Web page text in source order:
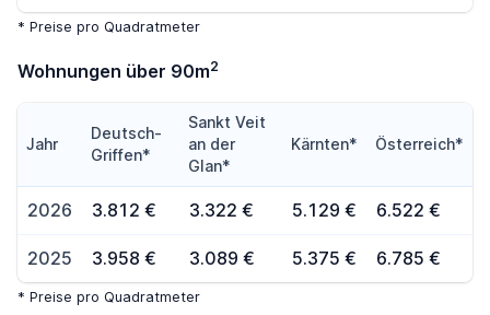
* Preise pro Quadratmeter
Wohnungen über 90m2
Jahr
Deutsch-
Griffen*
Sankt Veit
an der
Glan*
Kärnten* Österreich*
2026 3.812 € 3.322 € 5.129 € 6.522 €
2025 3.958 € 3.089 € 5.375 € 6.785 €
* Preise pro Quadratmeter